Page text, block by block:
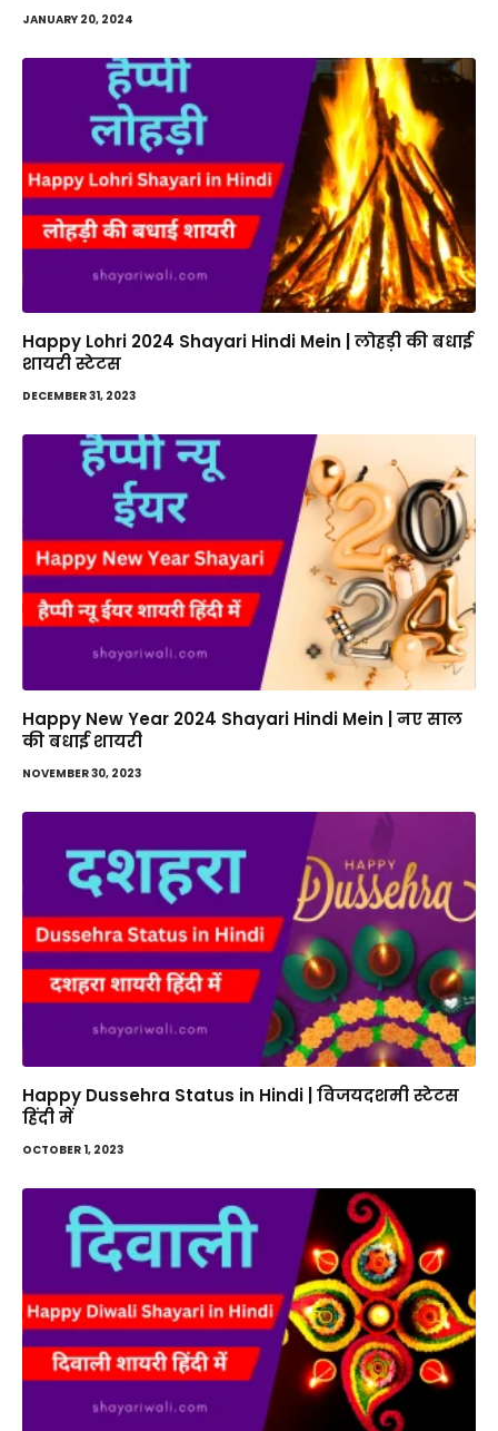
JANUARY 20, 2024
Happy Lohri 2024 Shayari Hindi Mein | लोहड़ी की बधाई
शायरी स्टेटस
DECEMBER 31, 2023
Happy New Year 2024 Shayari Hindi Mein | नए साल
की बधाई शायरी
NOVEMBER 30, 2023
Happy Dussehra Status in Hindi | विजयदशमी स्टेटस
हिंदी में
OCTOBER 1, 2023